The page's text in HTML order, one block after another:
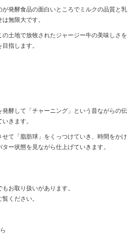
発酵食品の面白いところでミルクの品質と乳
無限大です。
土地で放牧されたジャージー牛の美味しさを
指します。
酵して「チャーニング」という昔ながらの伝
きます。
せて「脂肪球」をくっつけていき、時間をかけ
ー状態を見ながら仕上げていきます。
お取り扱いがあります。
ください。